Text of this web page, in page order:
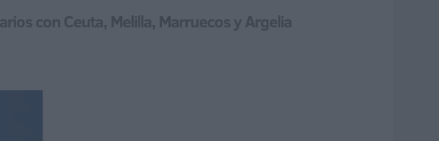
con Ceuta, Melilla, Marruecos y Argelia